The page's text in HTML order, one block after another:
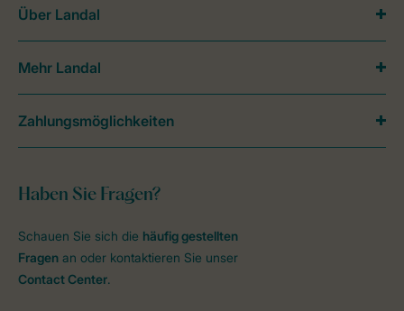
Haben Sie Fragen?
Schauen Sie sich die häufig gestellten
Fragen an oder kontaktieren Sie unser
Contact Center.
Über Landal
Mehr Landal
Zahlungsmöglichkeiten